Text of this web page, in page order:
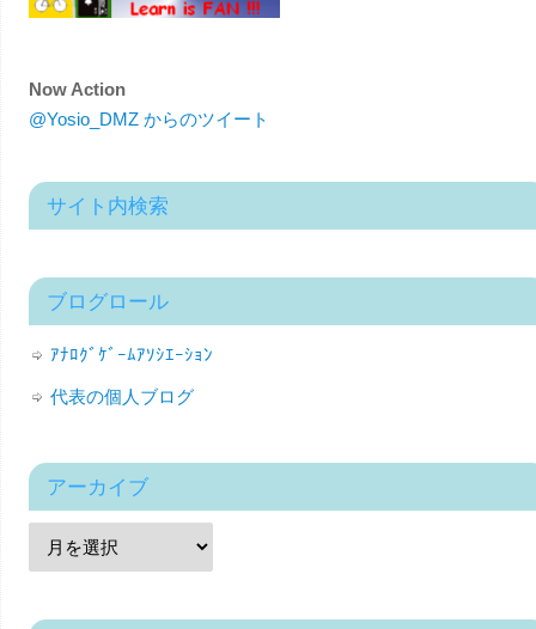
Now Action
@Yosio_DMZ からのツイート
サイト内検索
ブログロール
ｱﾅﾛｸﾞｹﾞｰﾑｱｿｼｴｰｼｮﾝ
代表の個人ブログ
アーカイブ